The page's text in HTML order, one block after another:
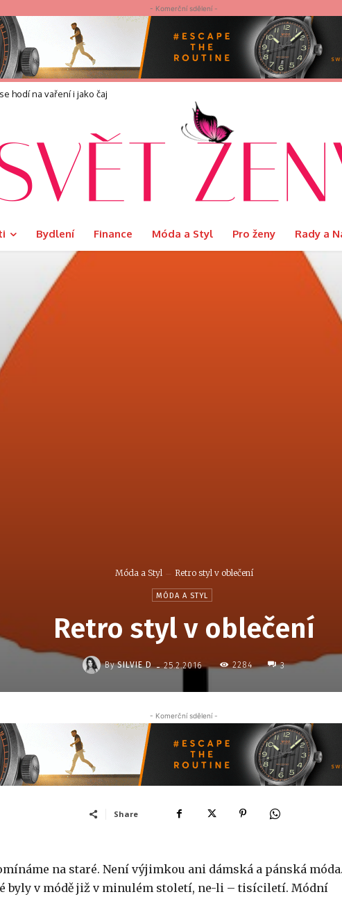
- Komerční sdělení -
na vaření i jako čaj
přináší?
Bydlení Finance Móda a Styl Pro ženy Rady a
Móda a Styl Retro styl v oblečení
MÓDA A STYL
Retro styl v oblečení
By SILVIE D - 25.2.2016 2284 3
- Komerční sdělení -
Share
na staré. Není výjimkou ani dámská a pánská móda.
byly v módě již v minulém století, ne-li – tisíciletí. Módní